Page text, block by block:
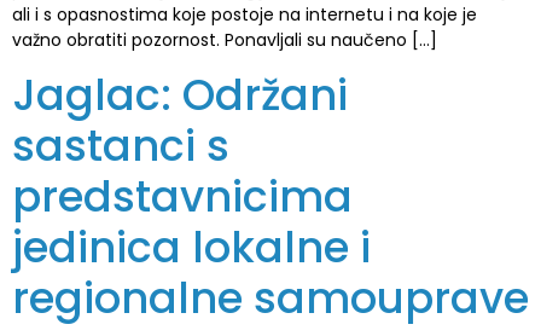
ali i s opasnostima koje postoje na internetu i na koje je
važno obratiti pozornost. Ponavljali su naučeno […]
Jaglac: Održani
sastanci s
predstavnicima
jedinica lokalne i
regionalne samouprave